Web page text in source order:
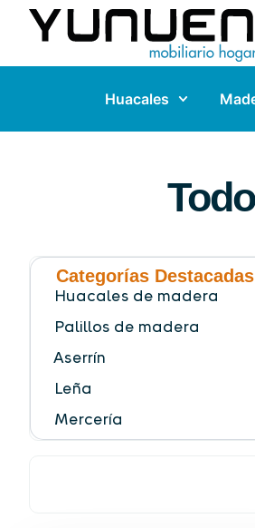
Huacales
Categorías Destacadas
Huacales de madera
Palillos de madera
Aserrín
Leña
Mercería